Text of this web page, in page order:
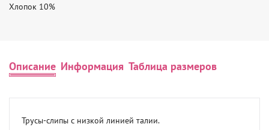
Хлопок 10%
Описание Информация Таблица размеров
Трусы-слипы с низкой линией талии.